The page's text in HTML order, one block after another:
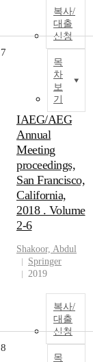
복사/
대출
신청
목
차
보
기
7
IAEG/AEG
Annual
Meeting
proceedings,
San Francisco,
California,
2018 . Volume
2-6
Shakoor, Abdul
Springer
2019
복사/
대출
신청
목
8